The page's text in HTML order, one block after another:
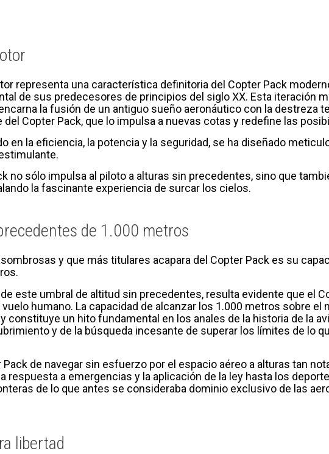
representa una característica definitoria del Copter Pack
de sus predecesores de principios del siglo XX. Esta iteración
la fusión de un antiguo sueño aeronáutico con la destreza
Copter Pack, que lo impulsa a nuevas cotas y redefine las
en la eficiencia, la potencia y la seguridad, se ha diseñado
no sólo impulsa al piloto a alturas sin precedentes, sino que
la fascinante experiencia de surcar los cielos.
de 1.000 metros
y que más titulares acapara del Copter Pack es su
este umbral de altitud sin precedentes, resulta evidente que el
humano. La capacidad de alcanzar los 1.000 metros sobre el
constituye un hito fundamental en los anales de la historia de la
y de la búsqueda incesante de superar los límites de lo
Pack de navegar sin esfuerzo por el espacio aéreo a alturas tan
respuesta a emergencias y la aplicación de la ley hasta los
de lo que antes se consideraba dominio exclusivo de las
libertad